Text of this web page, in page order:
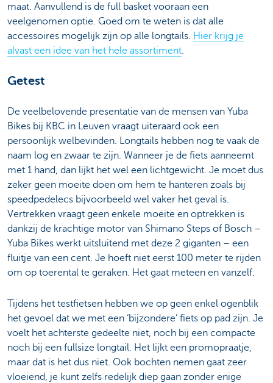
maat. Aanvullend is de full basket vooraan een
veelgenomen optie. Goed om te weten is dat alle
accessoires mogelijk zijn op alle longtails. Hier krijg je
alvast een idee van het hele assortiment.
Getest
De veelbelovende presentatie van de mensen van Yuba
Bikes bij KBC in Leuven vraagt uiteraard ook een
persoonlijk welbevinden. Longtails hebben nog te vaak de
naam log en zwaar te zijn. Wanneer je de fiets aanneemt
met 1 hand, dan lijkt het wel een lichtgewicht. Je moet dus
zeker geen moeite doen om hem te hanteren zoals bij
speedpedelecs bijvoorbeeld wel vaker het geval is.
Vertrekken vraagt geen enkele moeite en optrekken is
dankzij de krachtige motor van Shimano Steps of Bosch –
Yuba Bikes werkt uitsluitend met deze 2 giganten – een
fluitje van een cent. Je hoeft niet eerst 100 meter te rijden
om op toerental te geraken. Het gaat meteen en vanzelf.
Tijdens het testfietsen hebben we op geen enkel ogenblik
het gevoel dat we met een ‘bijzondere’ fiets op pad zijn. Je
voelt het achterste gedeelte niet, noch bij een compacte
noch bij een fullsize longtail. Het lijkt een promopraatje,
maar dat is het dus niet. Ook bochten nemen gaat zeer
vloeiend, je kunt zelfs redelijk diep gaan zonder enige